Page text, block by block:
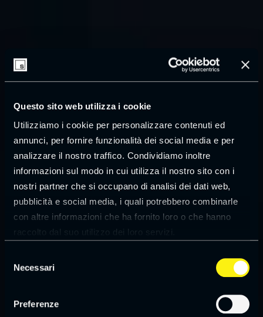
Questo sito web utilizza i cookie
Utilizziamo i cookie per personalizzare contenuti ed
annunci, per fornire funzionalità dei social media e per
analizzare il nostro traffico. Condividiamo inoltre
informazioni sul modo in cui utilizza il nostro sito con i
nostri partner che si occupano di analisi dei dati web,
pubblicità e social media, i quali potrebbero combinarle
con altre informazioni che ha fornito loro o che hanno
raccolto dal suo utilizzo dei loro servizi.
delNecessari
Preferenze